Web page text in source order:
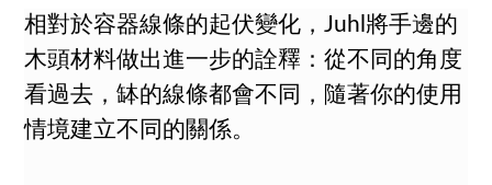
相對於容器線條的起伏變化， Juhl 將手邊的
木頭材料做出進一步的詮釋：從不同的角度
看過去，缽的線條都會不同，隨著你的使用
情境建立不同的關係。